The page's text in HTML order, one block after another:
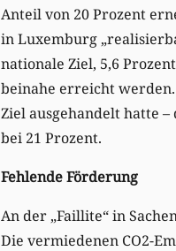
Anteil von 20 Prozent
in Luxemburg
nationale Ziel, 5,6
beinahe erreicht
Ziel ausgehandelt hatte
bei 21 Prozent.
Fehlende Förderung
An der „Faillite“ in
Die vermiedenen CO2-